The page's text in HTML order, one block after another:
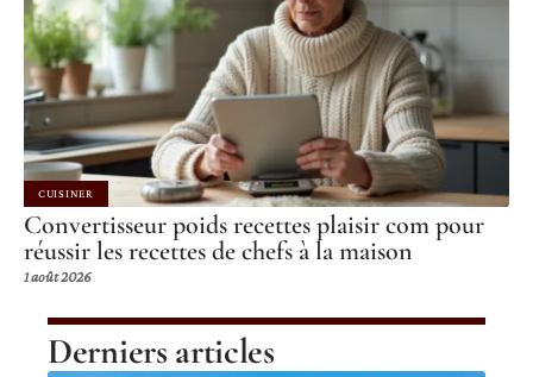
CUISINER
Convertisseur poids recettes plaisir com pour
réussir les recettes de chefs à la maison
1 août 2026
Derniers articles